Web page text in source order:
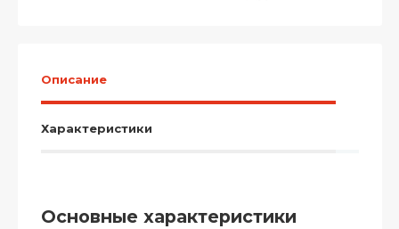
Описание
Характеристики
Основные характеристики